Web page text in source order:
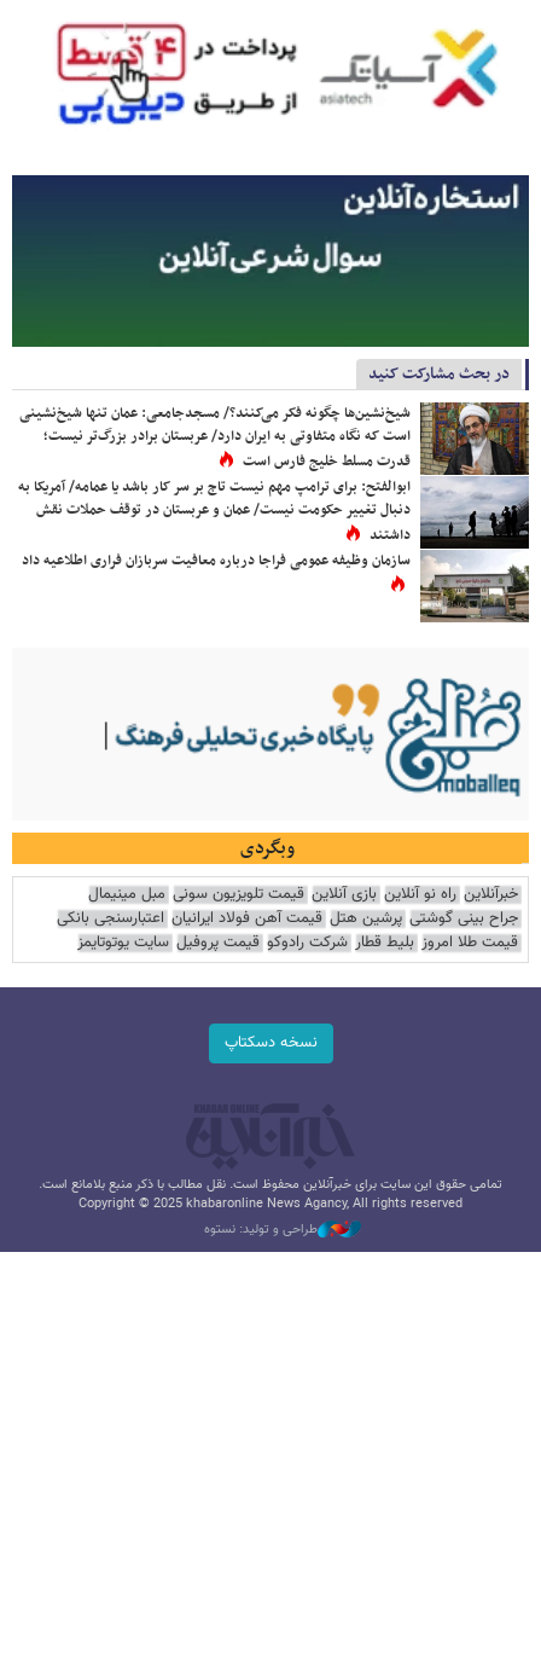
در بحث مشارکت کنید
شیخ‌نشین‌ها چگونه فکر می‌کنند؟/ مسجدجامعی: عمان تنها شیخ‌نشینی
است که نگاه متفاوتی به ایران دارد/ عربستان برادر بزرگ‌تر نیست؛
قدرت مسلط خلیج فارس است
ابوالفتح: برای ترامپ مهم نیست تاج بر سر کار باشد یا عمامه/ آمریکا به
دنبال تغییر حکومت نیست/ عمان و عربستان در توقف حملات نقش
داشتند
سازمان وظیفه عمومی فراجا درباره معافیت سربازان فراری اطلاعیه داد
وبگردی
خبرآنلاین راه نو آنلاین بازی آنلاین قیمت تلویزیون سونی مبل مینیمال
جراح بینی گوشتی پرشین هتل قیمت آهن فولاد ایرانیان اعتبارسنجی بانکی
قیمت طلا امروز بلیط قطار شرکت رادوکو قیمت پروفیل سایت یوتوتایمز
نسخه دسکتاپ
تمامی حقوق این سایت برای خبرآنلاین محفوظ است. نقل مطالب با ذکر منبع بلامانع است.
Copyright © 2025 khabaronline News Agancy, All rights reserved
طراحی و تولید: نستوه